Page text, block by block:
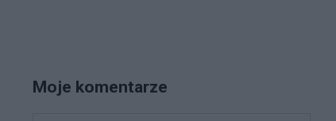
Moje komentarze